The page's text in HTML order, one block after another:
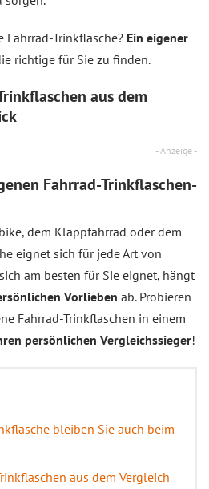
Fahrrad-Trinkflasche? Ein eigener
richtige für Sie zu finden.
aus dem
- Anzeige -
Fahrrad-Trinkflaschen-
dem Klappfahrrad oder dem
eignet sich für jede Art von
am besten für Sie eignet, hängt
Vorlieben ab. Probieren
Fahrrad-Trinkflaschen in einem
persönlichen Vergleichssieger!
bleiben Sie auch beim
aus dem Vergleich